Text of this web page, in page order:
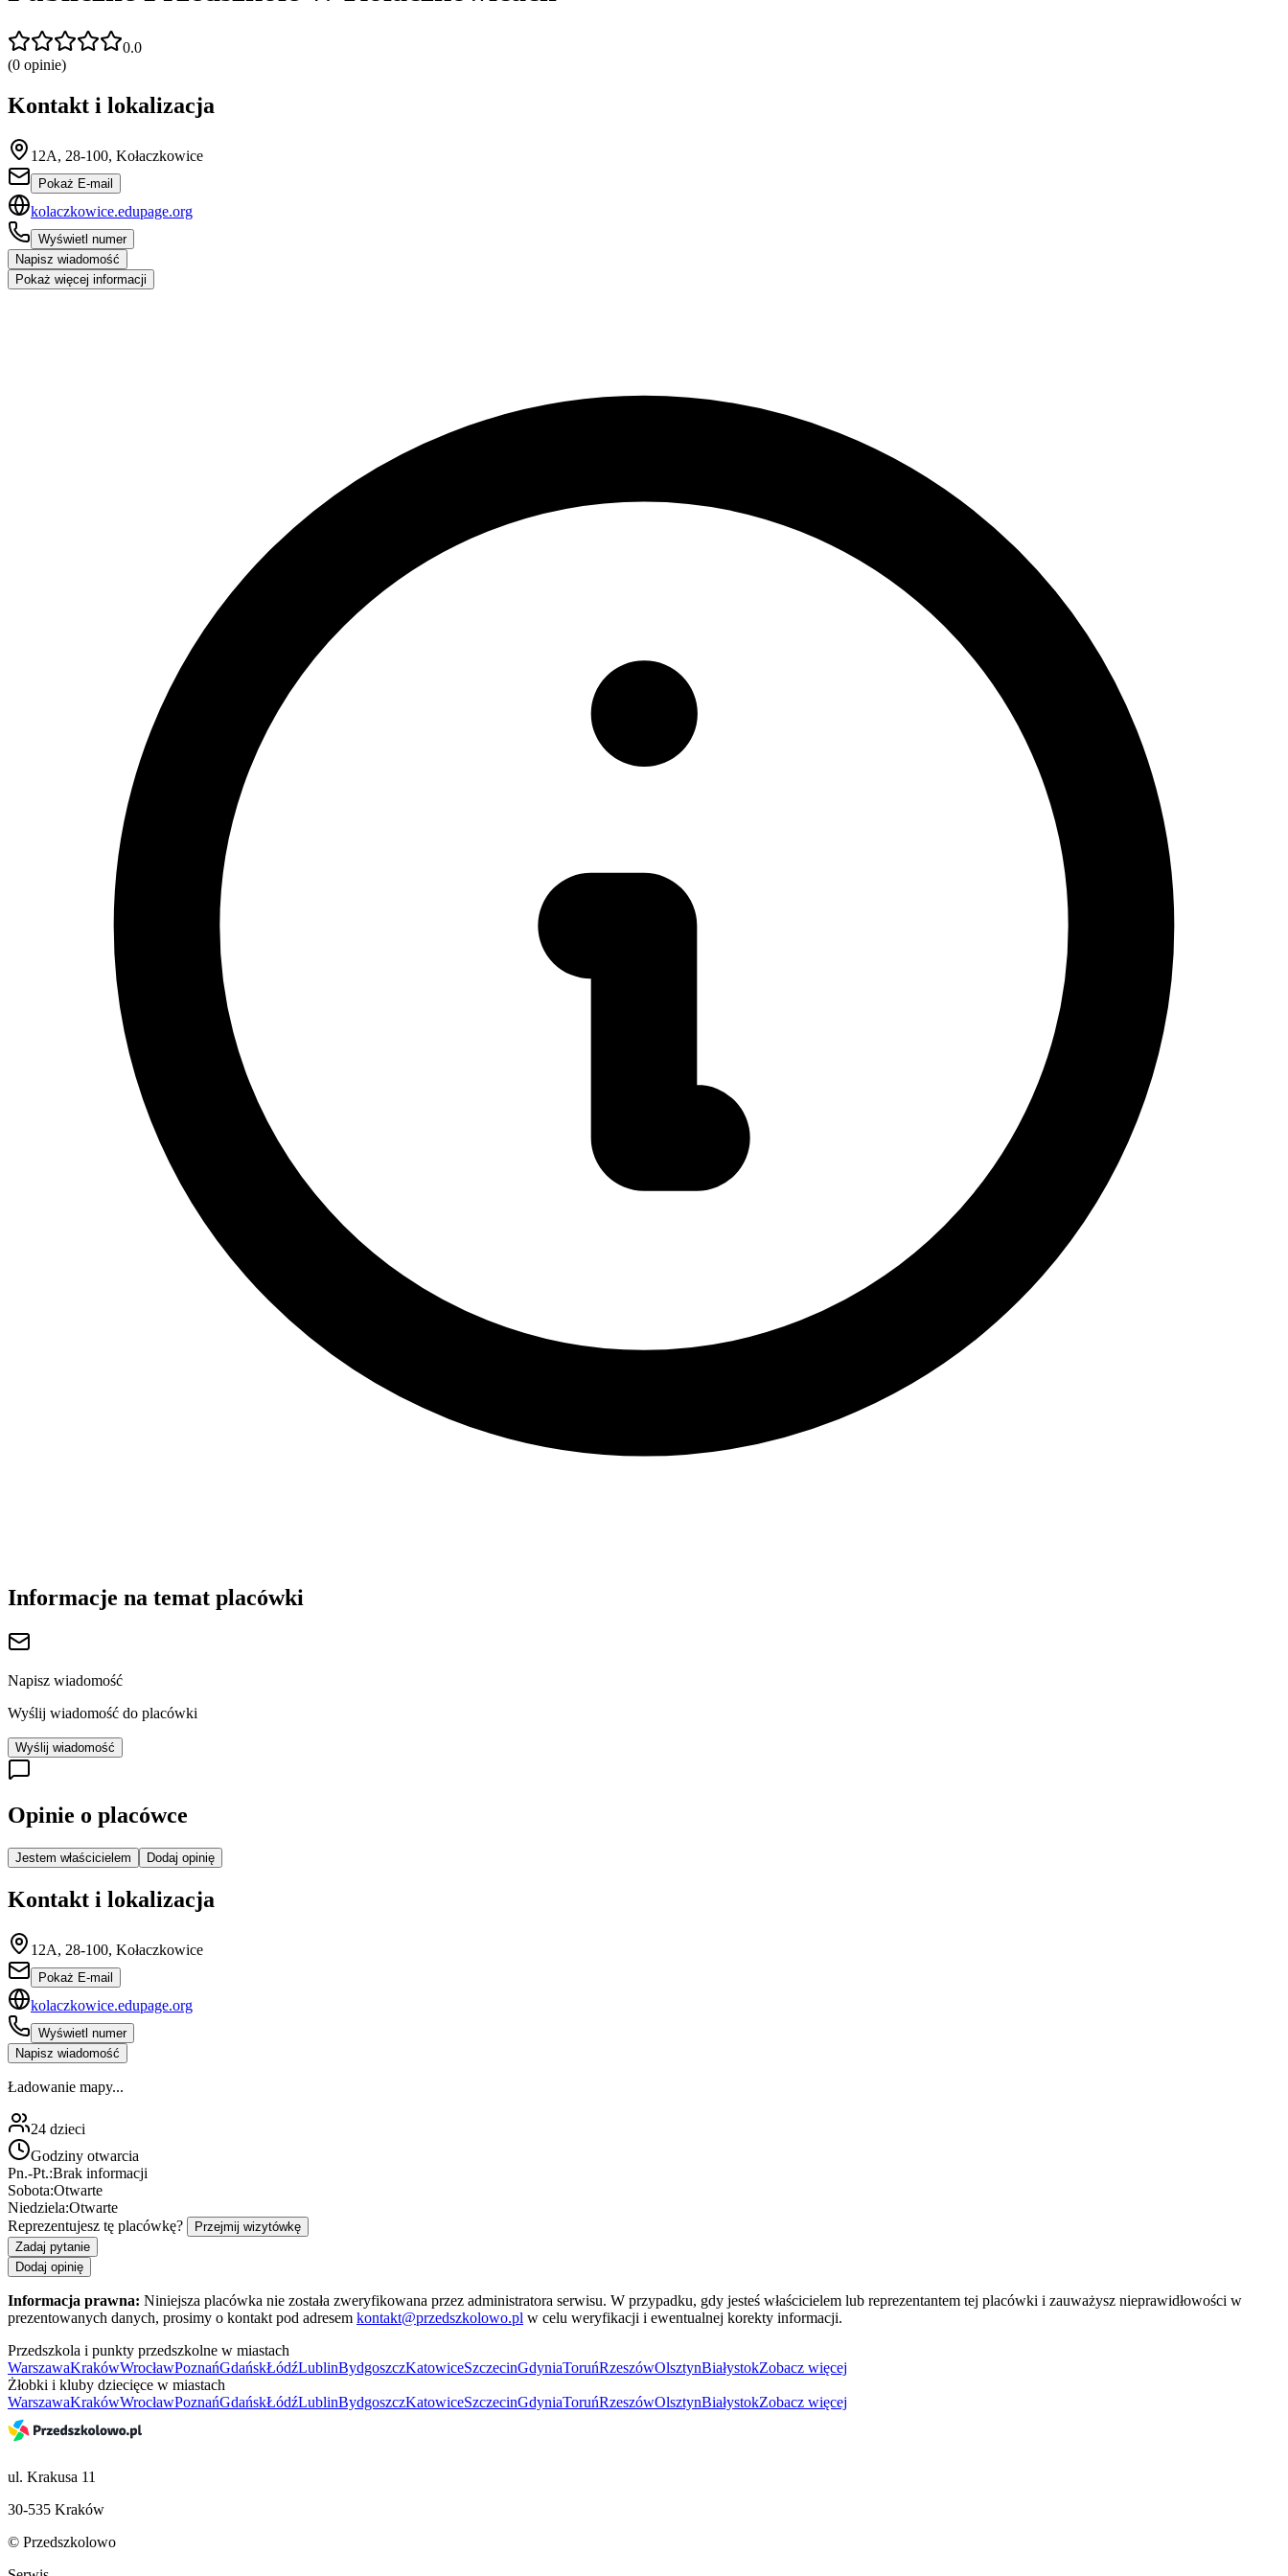
0.0
(0 opinie)
Kontakt i lokalizacja
12A, 28-100, Kołaczkowice
Pokaż E-mail
kolaczkowice.edupage.org
Wyświetl numer
Napisz wiadomość
Pokaż więcej informacji
Informacje na temat placówki
Napisz wiadomość
Wyślij wiadomość do placówki
Wyślij wiadomość
Opinie o placówce
Jestem właścicielem Dodaj opinię
Kontakt i lokalizacja
12A, 28-100, Kołaczkowice
Pokaż E-mail
kolaczkowice.edupage.org
Wyświetl numer
Napisz wiadomość
Ładowanie mapy...
24 dzieci
Godziny otwarcia
Pn.-Pt.:Brak informacji
Sobota:Otwarte
Niedziela:Otwarte
Reprezentujesz tę placówkę?
Przejmij wizytówkę
Zadaj pytanie
Dodaj opinię
Informacja prawna: Niniejsza placówka nie została zweryfikowana przez administratora serwisu. W przypadku, gdy jesteś właścicielem lub reprezentantem tej placówki i zauważysz nieprawidłowości w
prezentowanych danych, prosimy o kontakt pod adresem kontakt@przedszkolowo.pl w celu weryfikacji i ewentualnej korekty informacji.
Przedszkola i punkty przedszkolne w miastach
WarszawaKrakówWrocławPoznańGdańskŁódźLublinBydgoszczKatowiceSzczecinGdyniaToruńRzeszówOlsztynBiałystokZobacz więcej
Żłobki i kluby dziecięce w miastach
WarszawaKrakówWrocławPoznańGdańskŁódźLublinBydgoszczKatowiceSzczecinGdyniaToruńRzeszówOlsztynBiałystokZobacz więcej
ul. Krakusa 11
30-535 Kraków
© Przedszkolowo